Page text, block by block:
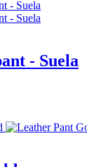
- Suela